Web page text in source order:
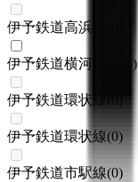
伊予鉄道高浜線
伊予鉄道横河原線 )
伊予鉄道環状線
伊予鉄道環状線(0)
伊予鉄道市駅線(0)